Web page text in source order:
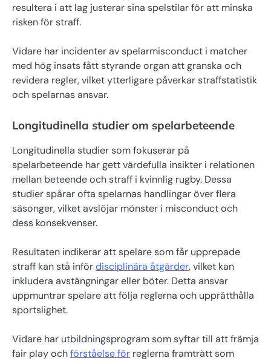
resultera i att lag justerar sina spelstilar för att minska
risken för straff.
Vidare har incidenter av spelarmisconduct i matcher
med hög insats fått styrande organ att granska och
revidera regler, vilket ytterligare påverkar straffstatistik
och spelarnas ansvar.
Longitudinella studier om spelarbeteende
Longitudinella studier som fokuserar på
spelarbeteende har gett värdefulla insikter i relationen
mellan beteende och straff i kvinnlig rugby. Dessa
studier spårar ofta spelarnas handlingar över flera
säsonger, vilket avslöjar mönster i misconduct och
dess konsekvenser.
Resultaten indikerar att spelare som får upprepade
straff kan stå infördisciplinära åtgärder, vilket kan
inkludera avstängningar eller böter. Detta ansvar
uppmuntrar spelare att följa reglerna och upprätthålla
sportslighet.
Vidare har utbildningsprogram som syftar till att främja
fair play ochförståelse för reglerna framträtt som